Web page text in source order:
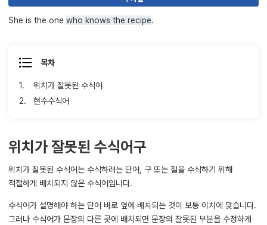
She is the one who knows the recipe.
목차
1.
위치가 잘못된 수식어
2.
현수수식어
위치가 잘못된 수식어구
위치가 잘못된 수식어는 수식하려는 단어, 구 또는 절을 수식하기 위해
적절하게 배치되지 않은 수식어입니다.
수식어가 설명해야 하는 단어 바로 옆에 배치되는 것이 보통 이치에 맞습니다.
그러나 수식어가 문장의 다른 곳에 배치되면 문장의 잘못된 부분을 수정하게